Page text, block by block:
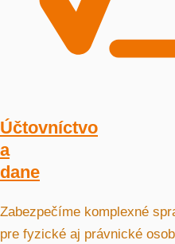
Účtovníctvo
a
dane
Zabezpečíme komplexné
pre fyzické aj právnické